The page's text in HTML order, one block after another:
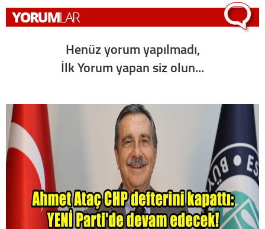
Henüz yorum yapılmadı,
İlk Yorum yapan siz olun...